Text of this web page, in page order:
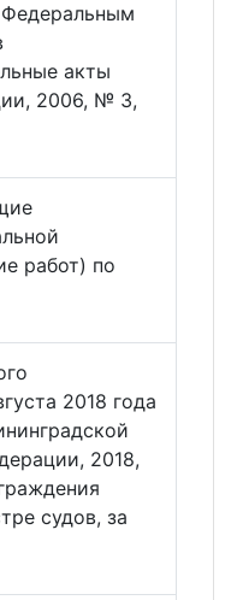
Федеральным
акты
2006, № 3,
работ) по
2018 года
2018,
судов, за